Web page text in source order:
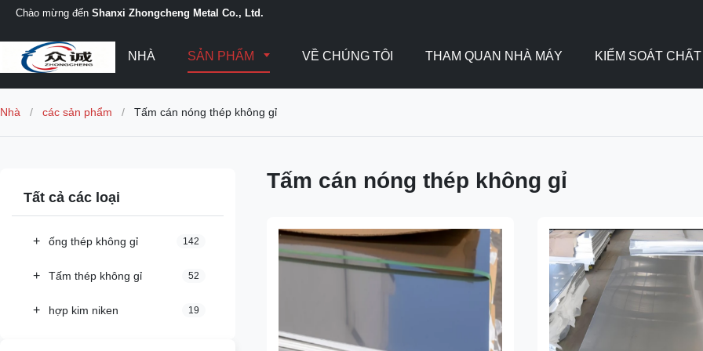
Chào mừng đến Shanxi Zhongcheng Metal Co., Ltd.
NHÀ SẢN PHẨM VỀ CHÚNG TÔI THAM QUAN NHÀ MÁY KIỂM SOÁT
Nhà / các sản phẩm / Tấm cán nóng thép không gỉ
Tất cả các loại
+ ống thép không gỉ 142
+ Tấm thép không gỉ 52
+ hợp kim niken 19
Tấm cán nóng thép không gỉ